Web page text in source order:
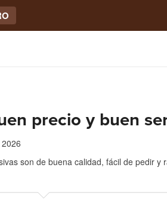
precio y buen
son de buena calidad, fácil de pedir y